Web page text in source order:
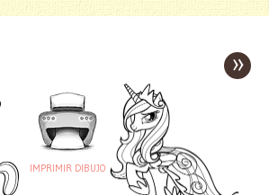
IMPRIMIR DIBUJO
»